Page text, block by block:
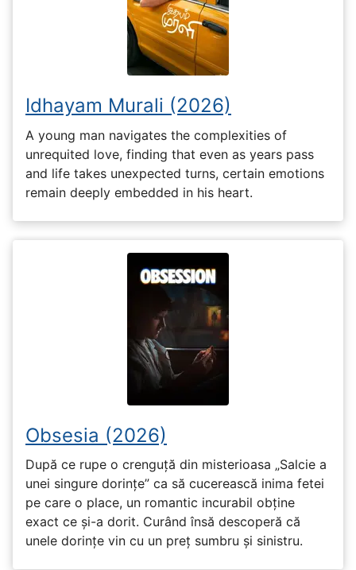
Idhayam Murali (2026)
A young man navigates the complexities of
unrequited love, finding that even as years pass
and life takes unexpected turns, certain emotions
remain deeply embedded in his heart.
Obsesia (2026)
După ce rupe o crenguță din misterioasa „Salcie a
unei singure dorințe” ca să cucerească inima fetei
pe care o place, un romantic incurabil obține
exact ce și-a dorit. Curând însă descoperă că
unele dorințe vin cu un preț sumbru și sinistru.